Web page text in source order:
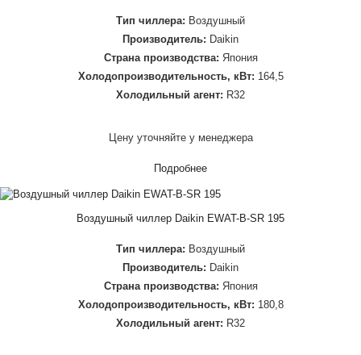
Тип чиллера: Воздушный
Производитель: Daikin
Страна производства: Япония
Холодопроизводительность, кВт: 164,5
Холодильный агент: R32
Цену уточняйте у менеджера
Подробнее
Воздушный чиллер Daikin EWAT-B-SR 195
Тип чиллера: Воздушный
Производитель: Daikin
Страна производства: Япония
Холодопроизводительность, кВт: 180,8
Холодильный агент: R32